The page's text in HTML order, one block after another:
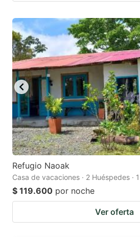
Refugio Naoak
Casa de vacaciones · 2 Huéspedes ·
$ 119.600 por noche
Ver oferta